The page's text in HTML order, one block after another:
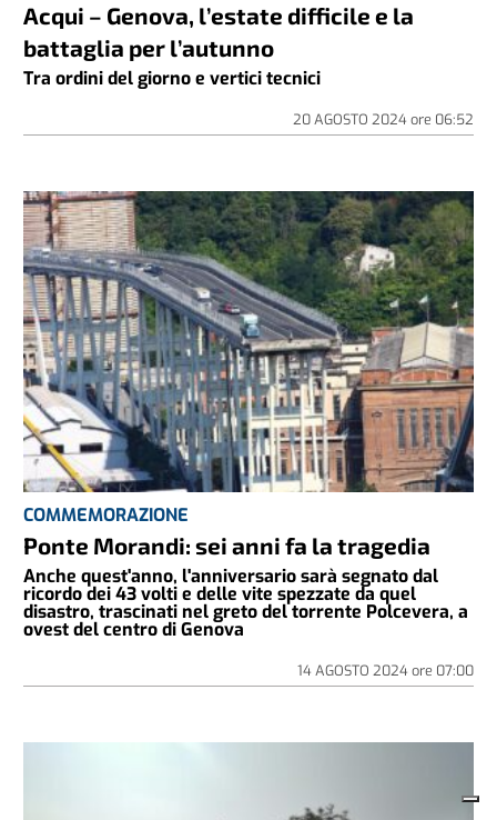
Acqui – Genova, l’estate difficile e la
battaglia per l’autunno
Tra ordini del giorno e vertici tecnici
20 AGOSTO 2024ore 06:52
COMMEMORAZIONE
Ponte Morandi: sei anni fa la tragedia
Anche quest'anno, l'anniversario sarà segnato dal
ricordo dei 43 volti e delle vite spezzate da quel
disastro, trascinati nel greto del torrente Polcevera, a
ovest del centro di Genova
14 AGOSTO 2024ore 07:00